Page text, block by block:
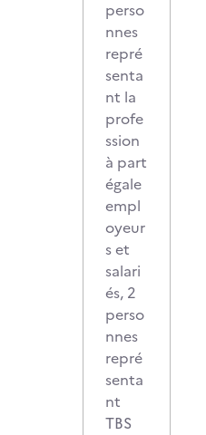
perso
nnes
repré
senta
nt la
profe
ssion
à part
égale
empl
oyeur
s et
salari
és, 2
perso
nnes
repré
senta
nt
TBS